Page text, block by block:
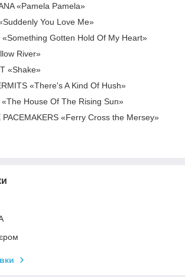
«Pamela Pamela»
You Love Me»
«Something Gotten Hold Of My Heart»
River»
«Shake»
«There's A Kind Of Hush»
«The House Of The Rising Sun»
PACEMAKERS «Ferry Cross the Mersey»